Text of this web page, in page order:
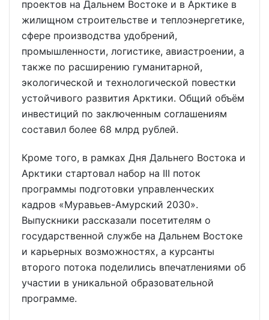
проектов на Дальнем Востоке и в Арктике в
жилищном строительстве и теплоэнергетике,
сфере производства удобрений,
промышленности, логистике, авиастроении, а
также по расширению гуманитарной,
экологической и технологической повестки
устойчивого развития Арктики. Общий объём
инвестиций по заключенным соглашениям
составил более 68 млрд рублей.
Кроме того, в рамках Дня Дальнего Востока и
Арктики стартовал набор на III поток
программы подготовки управленческих
кадров «Муравьев-Амурский 2030».
Выпускники рассказали посетителям о
государственной службе на Дальнем Востоке
и карьерных возможностях, а курсанты
второго потока поделились впечатлениями об
участии в уникальной образовательной
программе.